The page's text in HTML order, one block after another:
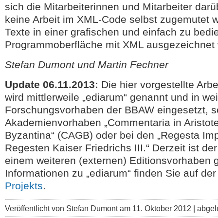
sich die Mitarbeiterinnen und Mitarbeiter
keine Arbeit im XML-Code selbst zugemutet
Texte in einer grafischen und einfach zu
Programmoberfläche mit XML
Stefan Dumont und Martin Fechner
Update 06.11.2013: Die hier vorgestellte
wird mittlerweile „ediarum“ genannt und in
Forschungsvorhaben der BBAW eingesetzt,
Akademienvorhaben „Commentaria in
Byzantina“ (CAGB) oder bei den „Regesta
Regesten Kaiser Friedrichs III.“ Derzeit ist
einem weiteren (externen) Editionsvorhaben
Informationen zu „ediarum“ finden Sie auf
Projekts.
Veröffentlicht von Stefan Dumont am 11. Oktober 2012 |